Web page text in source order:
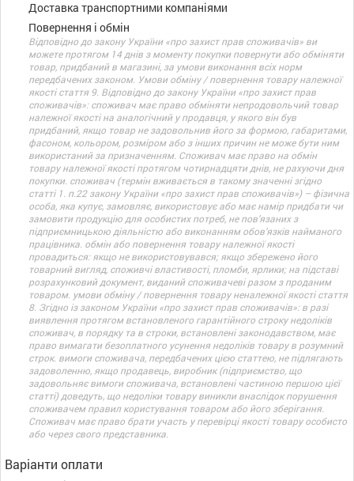
Доставка транспортними компаніями
Повернення і обмін
Відповідно до закону України «про захист прав споживачів» ви
можете протягом 14 днів з моменту покупки повернути або обміняти
товар, придбаний в магазині, за умови виконання всіх норм
передбачених законом. Умови обміну / повернення товару належної
якості стаття 9. Відповідно до закону України «про захист прав
споживачів»: споживач має право обміняти непродовольчий товар
належної якості на аналогічний у продавця, у якого він був
придбаний, якщо товар не задовольнив його за формою, габаритами,
фасоном, кольором, розміром або з інших причин не може бути ним
використаний за призначенням. Споживач має право на обмін
товару належної якості протягом чотирнадцяти днів, не рахуючи дня
покупки. споживач (термін вживається в такому значенні згідно
статті 1. п.22 закону України «про захист прав споживачів») – фізична
особа, яка купує, замовляє, використовує або має намір придбати чи
замовити продукцію для особистих потреб, не пов’язаних з
підприємницькою діяльністю або виконанням обов’язків найманого
працівника. обмін або повернення товару належної якості
провадиться: якщо не використовувався; якщо збережено його
товарний вигляд, споживчі властивості, пломби, ярлики; на підставі
розрахунковий документ, виданий споживачеві разом з проданим
товаром. умови обміну / повернення товару неналежної якості стаття
8. Згідно із законом України «про захист прав споживачів»: в разі
виявлення протягом встановленого гарантійного строку недоліків
споживач, в порядку та в строки, встановлені законодавством, має
право вимагати безоплатного усунення недоліків товару в розумний
строк. вимоги споживача, передбачених цією статтею, не підлягають
задоволенню, якщо продавець, виробник (підприємство, що
задовольняє вимоги споживача, встановлені частиною першою цієї
статті) доведуть, що недоліки товару виникли внаслідок порушення
споживачем правил користування товаром або його зберігання.
Споживач має право брати участь у перевірці якості товару особисто
або через свого представника.
Варіанти оплати